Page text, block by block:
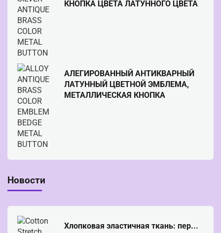
КНОПКА ЦВЕТА ЛАТУННОГО ЦВЕТА
АЛЕГИРОВАННЫЙ АНТИКВАРНЫЙ
ЛАТУННЫЙ ЦВЕТНОЙ ЭМБЛЕМА,
МЕТАЛЛИЧЕСКАЯ КНОПКА
Новости
Хлопковая эластичная ткань: пер...